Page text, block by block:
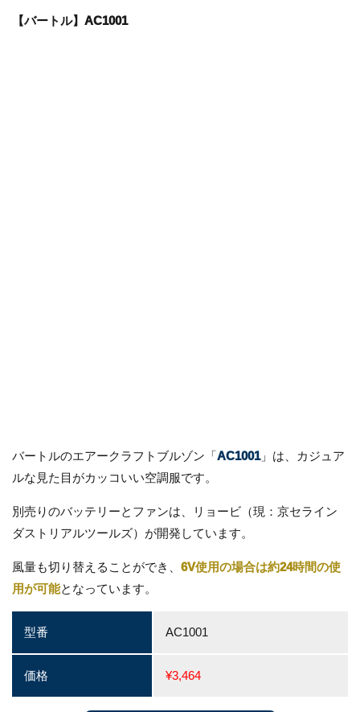
【バートル】AC1001
バートルのエアークラフトブルゾン「 AC1001」は、カジュア
ルな見た目がカッコいい空調服です。
別売りのバッテリーとファンは、リョービ（現：京セライン
ダストリアルツールズ）が開発しています。
風量も切り替えることができ、 6V使用の場合は約24時間の使
用が可能となっています。
型番 AC1001
価格 ¥3,464